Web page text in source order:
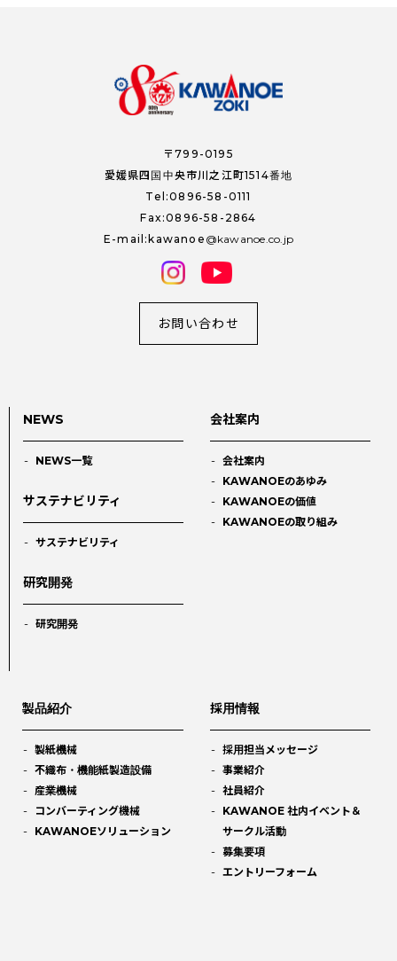
〒799-0195
愛媛県四国中央市川之江町1514番地
Tel:0896-58-0111
Fax:0896-58-2864
E-mail:kawanoe
kawanoe.co.jp
お問い合わせ
NEWS
NEWS一覧
サステナビリティ
サステナビリティ
研究開発
研究開発
会社案内
会社案内
KAWANOEのあゆみ
KAWANOEの価値
KAWANOEの取り組み
製品紹介
製紙機械
不織布・機能紙製造設備
産業機械
コンバーティング機械
KAWANOEソリューション
採用情報
採用担当メッセージ
事業紹介
社員紹介
KAWANOE 社内イベント＆
サークル活動
募集要項
エントリーフォーム